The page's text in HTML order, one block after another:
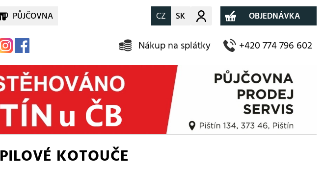
PŮJČOVNA CZ SK Můj účet OBJEDNÁVKA
Nákup na splátky +420 774 796 602
PILOVÉ KOTOUČE